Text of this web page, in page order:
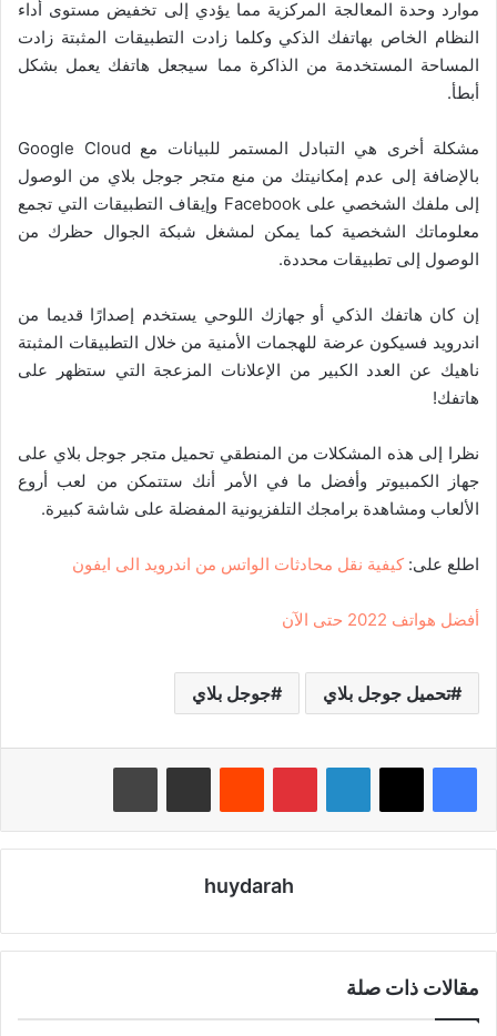
موارد وحدة المعالجة المركزية مما يؤدي إلى تخفيض مستوى أداء
النظام الخاص بهاتفك الذكي وكلما زادت التطبيقات المثبتة زادت
المساحة المستخدمة من الذاكرة مما سيجعل هاتفك يعمل بشكل
أبطأ.
مشكلة أخرى هي التبادل المستمر للبيانات مع Google Cloud
بالإضافة إلى عدم إمكانيتك من منع متجر جوجل بلاي من الوصول
إلى ملفك الشخصي على Facebook وإيقاف التطبيقات التي تجمع
معلوماتك الشخصية كما يمكن لمشغل شبكة الجوال حظرك من
الوصول إلى تطبيقات محددة.
إن كان هاتفك الذكي أو جهازك اللوحي يستخدم إصدارًا قديما من
اندرويد فسيكون عرضة للهجمات الأمنية من خلال التطبيقات المثبتة
ناهيك عن العدد الكبير من الإعلانات المزعجة التي ستظهر على
هاتفك!
نظرا إلى هذه المشكلات من المنطقي تحميل متجر جوجل بلاي على
جهاز الكمبيوتر وأفضل ما في الأمر أنك ستتمكن من لعب أروع
الألعاب ومشاهدة برامجك التلفزيونية المفضلة على شاشة كبيرة.
اطلع على: كيفية نقل محادثات الواتس من اندرويد الى ايفون
أفضل هواتف 2022 حتى الآن
تحميل جوجل بلاي جوجل بلاي
لينكدإن بينتيريست
huydarah
مقالات ذات صلة